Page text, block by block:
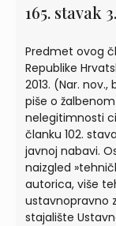
165. stavak
Predmet ovog
Republike
2013. (Nar.
piše o
nelegitimnosti
članku 102.
javnoj nabavi.
naizgled
autorica, više
ustavnopravno
stajalište